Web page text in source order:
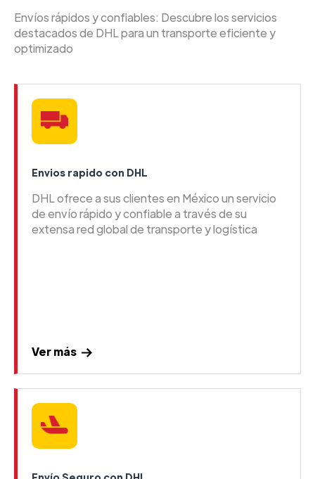
Envíos rápidos y confiables: Descubre los servicios
destacados de DHL para un transporte eficiente y
optimizado
Envios rapido con DHL
DHL ofrece a sus clientes en México un servicio
de envío rápido y confiable a través de su
extensa red global de transporte y logística
Ver más